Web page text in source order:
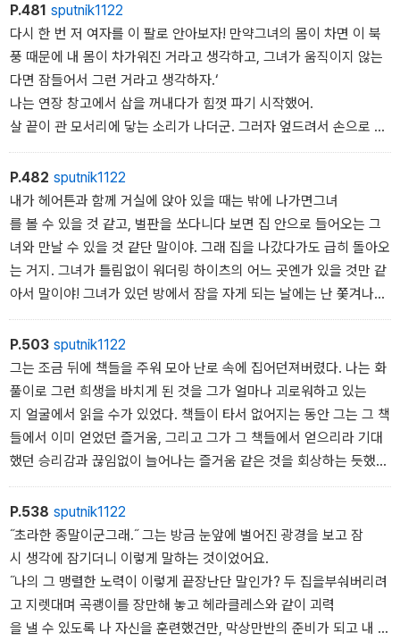
P.481 sputnik1122
다시 한 번 저 여자를 이 팔로 안아보자! 만약그녀의 몸이 차면 이 북
풍 때문에 내 몸이 차가워진 거라고 생각하고, 그녀가 움직이지 않는
다면 잠들어서 그런 거라고 생각하자.‘
나는 연장 창고에서 삽을 꺼내다가 힘껏 파기 시작했어.
살 끝이 관 모서리에 닿는 소리가 나더군. 그러자 엎드려서 손으로 후
볐지. 관 뚜껑의 못 박은 자리가 벌어지고 내가 목적하던 바가 거의 이
루어질 참인데, 그때 바로 묘 가장자리에서 내 머리 위로 몸을 구부리
며 누군가 한숨을 쉬는 소리가 들리는 것 같았어. 내이 뚜껑을 열 수
만 있다면 나를 함께 묻고 흙을 덮어주면 좋으련만!‘ 하고 나는중얼거
렸어. 그리고 나는 더욱더 미친 듯이 뚜껑을 잡아떼려고 했지. 바
로 내 귓전에서 다시 한숨 소리가 들리더군. 진눈깨비를 몰고 오는 바
람을 물리치는 따뜻한 숨결 같은느낌이었어. 피가 통하는 산 인간
면 눈으로 분간은 못 할망정 분명히 알 수 있듯이, 난 확실히 캐시가거
기 땅속이 아니라 땅 위에 있는 걸 느꼈어.
갑자기 안도감이 심장에서부터 온몸으로 퍼지더군. 난 고뇌에 찬 일
을 그만두고 당장 마음이 놓여 돌아보았지.
무어라 표현할 수 없이 위안이 되었지. 그녀의 모습이 내옆에 있었
단 말이야. 내가 파낸 묘를 다시 메우는 동안 그대로 거기 있다가 나
P.482 sputnik1122
내가 헤어튼과 함께 거실에 앉아 있을 때는 밖에 나가면그녀
를 볼 수 있을 것 같고, 벌판을 쏘다니다 보면 집 안으로 들어오는 그
녀와 만날 수 있을 것 같단 말이야. 그래 집을 나갔다가도 급히 돌아오
는 거지. 그녀가 틀림없이 워더링 하이츠의 어느 곳엔가 있을 것만 같
아서 말이야! 그녀가 있던 방에서 잠을 자게 되는 날에는 난 쫓겨나
고 말아. 거기에 누워 있을 수가 없어. 눈을 감자마자, 그녀가 창밖
에 나타나거나 판자벽 뒤로 살그머니 몸을 숨기거나,
그렇지 않으면 방으로 들어오기도 하고, 심지어 그녀가 어렸을 때 쓰
던 그 베개 위에다 그 귀여운 머리를 누이기도하거든. 그러면 보려
고 감았던 눈을 뜨지 않을 수 없단 말이야. 나는 하룻밤에 몇 번씩이
나 눈을 떴다 감았다 해.
언제나 실망하게 마련이지만! 그렇게 나를 못살게 굴었어!
심이 마음속에서 마귀를 부리는 거라고 생각했을 거야.
P.503 sputnik1122
그는 조금 뒤에 책들을 주워 모아 난로 속에 집어던져버렸다. 나는 화
풀이로 그런 희생을 바치게 된 것을 그가 얼마나 괴로워하고 있는
지 얼굴에서 읽을 수가 있었다. 책들이 타서 없어지는 동안 그는 그 책
들에서 이미 얻었던 즐거움, 그리고 그가 그 책들에서 얻으리라 기대
했던 승리감과 끊임없이 늘어나는 즐거움 같은 것을 회상하는 듯했
다. 그리고 그가 그렇게 남몰래 공부를 하고 싶어 한 이유도 아울
러 알 수 있을 것 같았다. 그는 캐서린이 그의 길에 나타날 때까지
는 하루하루의 노동과 거친 동물적인 즐거움에 만족했던 것이다. 그
녀가 비웃는 것이 부끄럽고, 그녀에게 인정받고 싶다는 희망이 처음
으로 그에게 공부를해야겠다는 자극제가 되었다. 그런데 인정을 받기
는커녕 자신을 높이려는 노력은 정반대의 결과를 가져왔던 것이다.
P.538 sputnik1122
˝초라한 종말이군그래.˝ 그는 방금 눈앞에 벌어진 광경을 보고 잠
시 생각에 잠기더니 이렇게 말하는 것이었어요.
˝나의 그 맹렬한 노력이 이렇게 끝장난단 말인가? 두 집을부숴버리려
고 지렛대며 곡괭이를 장만해 놓고 헤라클레스와 같이 괴력
을 낼 수 있도록 나 자신을 훈련했건만, 막상만반의 준비가 되고 내 힘